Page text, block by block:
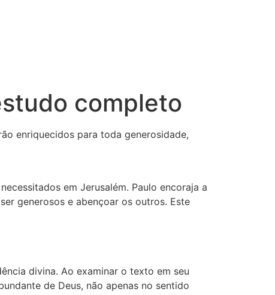
completo
enriquecidos para toda generosidade,
em Jerusalém. Paulo encoraja a
generosos e abençoar os outros. Este
divina. Ao examinar o texto em seu
de Deus, não apenas no sentido